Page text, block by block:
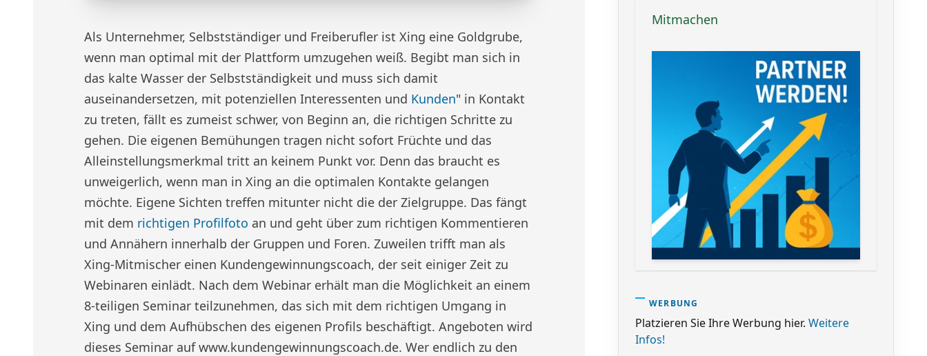
Als Unternehmer, Selbstständiger und Freiberufler ist Xing eine Goldgrube,
wenn man optimal mit der Plattform umzugehen weiß. Begibt man sich in
das kalte Wasser der Selbstständigkeit und muss sich damit
auseinandersetzen, mit potenziellen Interessenten und Kunden" in Kontakt
zu treten, fällt es zumeist schwer, von Beginn an, die richtigen Schritte zu
gehen. Die eigenen Bemühungen tragen nicht sofort Früchte und das
Alleinstellungsmerkmal tritt an keinem Punkt vor. Denn das braucht es
unweigerlich, wenn man in Xing an die optimalen Kontakte gelangen
möchte. Eigene Sichten treffen mitunter nicht die der Zielgruppe. Das fängt
mit dem richtigen Profilfoto an und geht über zum richtigen Kommentieren
und Annähern innerhalb der Gruppen und Foren. Zuweilen trifft man als
Xing-Mitmischer einen Kundengewinnungscoach, der seit einiger Zeit zu
Webinaren einlädt. Nach dem Webinar erhält man die Möglichkeit an einem
8-teiligen Seminar teilzunehmen, das sich mit dem richtigen Umgang in
Xing und dem Aufhübschen des eigenen Profils beschäftigt. Angeboten wird
dieses Seminar auf www.kundengewinnungscoach.de. Wer endlich zu den
Mitmachen
WERBUNG
Platzieren Sie Ihre Werbung hier. Weitere
Infos!